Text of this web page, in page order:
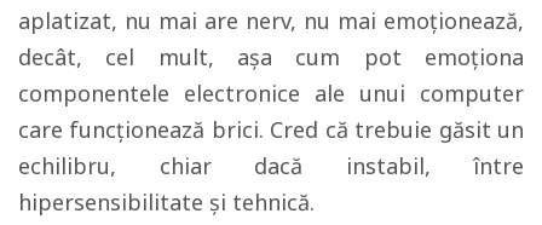
aplatizat, nu mai are nerv, nu mai emoționează,
decât, cel mult, așa cum pot emoționa
componentele electronice ale unui computer
care funcționează brici. Cred că trebuie găsit un
echilibru, chiar dacă instabil, între
hipersensibilitate și tehnică.